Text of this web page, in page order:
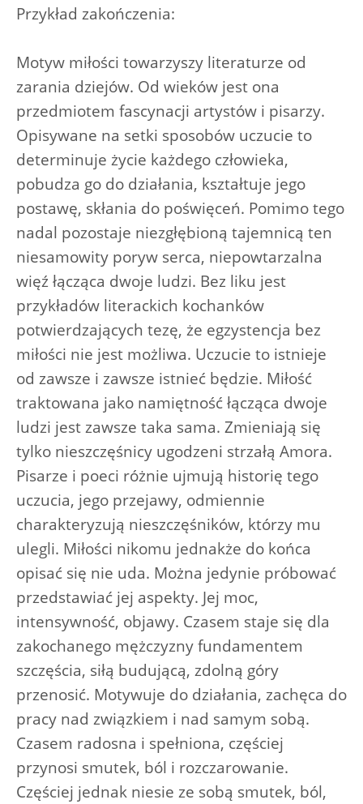
Przykład zakończenia:
Motyw miłości towarzyszy literaturze od
zarania dziejów. Od wieków jest ona
przedmiotem fascynacji artystów i pisarzy.
Opisywane na setki sposobów uczucie to
determinuje życie każdego człowieka,
pobudza go do działania, kształtuje jego
postawę, skłania do poświęceń. Pomimo tego
nadal pozostaje niezgłębioną tajemnicą ten
niesamowity poryw serca, niepowtarzalna
więź łącząca dwoje ludzi. Bez liku jest
przykładów literackich kochanków
potwierdzających tezę, że egzystencja bez
miłości nie jest możliwa. Uczucie to istnieje
od zawsze i zawsze istnieć będzie. Miłość
traktowana jako namiętność łącząca dwoje
ludzi jest zawsze taka sama. Zmieniają się
tylko nieszczęśnicy ugodzeni strzałą Amora.
Pisarze i poeci różnie ujmują historię tego
uczucia, jego przejawy, odmiennie
charakteryzują nieszczęśników, którzy mu
ulegli. Miłości nikomu jednakże do końca
opisać się nie uda. Można jedynie próbować
przedstawiać jej aspekty. Jej moc,
intensywność, objawy. Czasem staje się dla
zakochanego mężczyzny fundamentem
szczęścia, siłą budującą, zdolną góry
przenosić. Motywuje do działania, zachęca do
pracy nad związkiem i nad samym sobą.
Czasem radosna i spełniona, częściej
przynosi smutek, ból i rozczarowanie.
Częściej jednak niesie ze sobą smutek, ból,